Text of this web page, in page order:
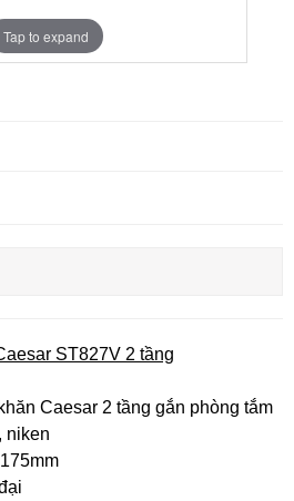
Tap to expand
ST827V 2 tầng
Caesar 2 tầng gắn phòng tắm
niken